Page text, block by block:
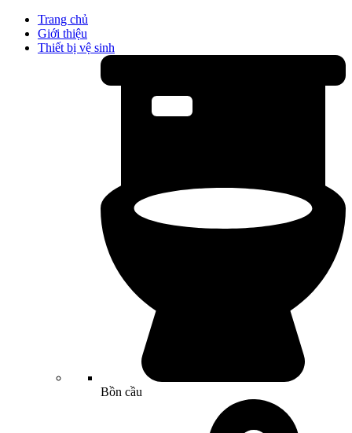
Trang chủ
Giới thiệu
Thiết bị vệ sinh
Bồn cầu